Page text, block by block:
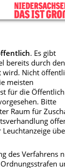
. Es gibt
bereits durch den
wird. Nicht
meisten
für die
Bitte
Raum für
des Verfahrens